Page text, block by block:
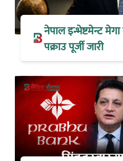
नेपाल इन्भेष्टमेन्ट
पक्राउ पूर्जी जारी